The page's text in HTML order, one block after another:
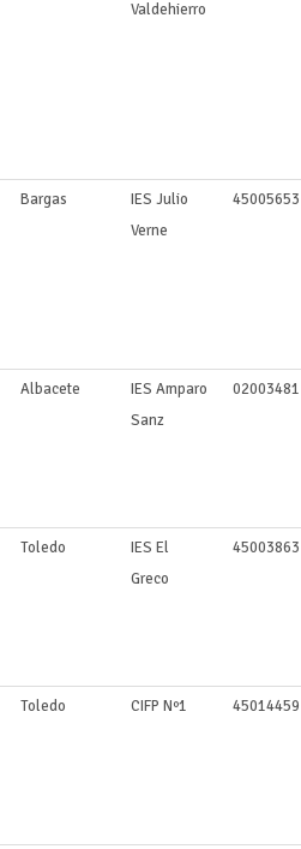
Valdehierro
Bargas
IES Julio
Verne
45005653
Albacete
IES Amparo
Sanz
02003481
Toledo
IES El
Greco
45003863
Toledo CIFP Nº1 45014459